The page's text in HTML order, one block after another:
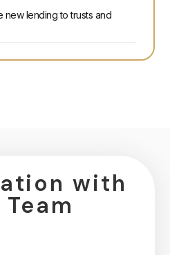
new lending to trusts and
with
Team